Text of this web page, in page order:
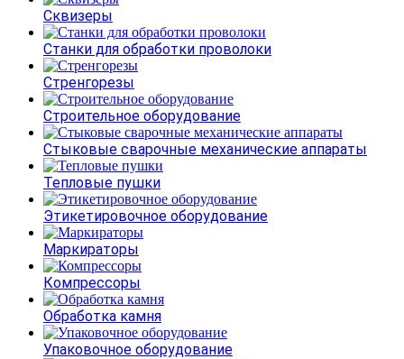
Сквизеры
Станки для обработки проволоки
Стренгорезы
Строительное оборудование
Стыковые сварочные механические аппараты
Тепловые пушки
Этикетировочное оборудование
Маркираторы
Компрессоры
Обработка камня
Упаковочное оборудование